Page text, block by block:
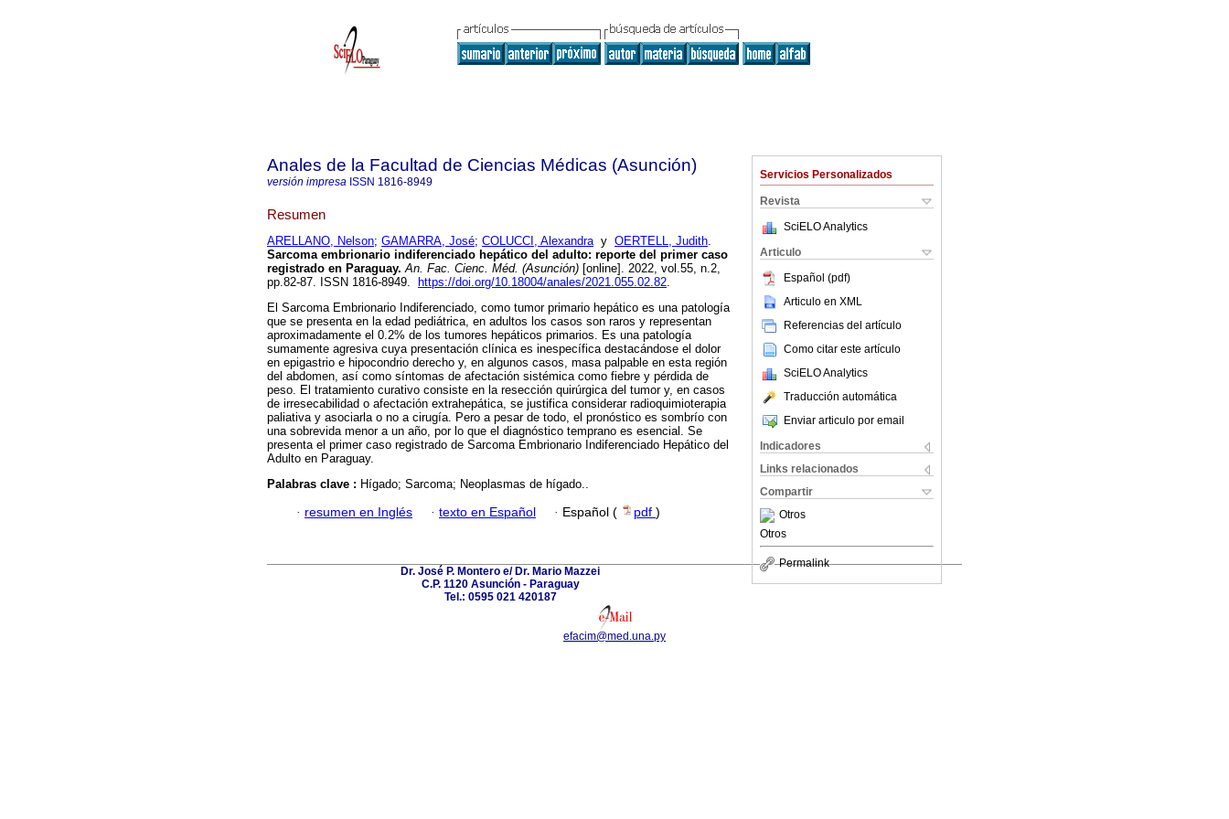
Servicios Personalizados
Revista
SciELO Analytics
Articulo
Español (pdf)
Articulo en XML
Referencias del artículo
Como citar este artículo
SciELO Analytics
Traducción automática
Enviar articulo por email
Indicadores
Links relacionados
Compartir
Otros
Otros
Permalink
Anales de la Facultad de Ciencias Médicas (Asunción)
versión impresa ISSN 1816-8949
Resumen
ARELLANO, Nelson; GAMARRA, José; COLUCCI, Alexandray OERTELL, Judith.
Sarcoma embrionario indiferenciado hepático del adulto: reporte del primer caso
registrado en Paraguay. An. Fac. Cienc. Méd. (Asunción) [online]. 2022, vol.55, n.2,
pp.82-87. ISSN 1816-8949.
https://doi.org/10.18004/anales/2021.055.02.82.
El Sarcoma Embrionario Indiferenciado, como tumor primario hepático es una patología
que se presenta en la edad pediátrica, en adultos los casos son raros y representan
aproximadamente el 0.2% de los tumores hepáticos primarios. Es una patología
sumamente agresiva cuya presentación clínica es inespecífica destacándose el dolor
en epigastrio e hipocondrio derecho y, en algunos casos, masa palpable en esta región
del abdomen, así como síntomas de afectación sistémica como fiebre y pérdida de
peso. El tratamiento curativo consiste en la resección quirúrgica del tumor y, en casos
de irresecabilidad o afectación extrahepática, se justifica considerar radioquimioterapia
paliativa y asociarla o no a cirugía. Pero a pesar de todo, el pronóstico es sombrío con
una sobrevida menor a un año, por lo que el diagnóstico temprano es esencial. Se
presenta el primer caso registrado de Sarcoma Embrionario Indiferenciado Hepático del
Adulto en Paraguay.
Palabras clave : Hígado; Sarcoma; Neoplasmas de hígado..
· resumen en Inglés · texto en Español · Español ( pdf )
Dr. José P. Montero e/ Dr. Mario Mazzei
C.P. 1120 Asunción - Paraguay
Tel.: 0595 021 420187
efacim@med.una.py